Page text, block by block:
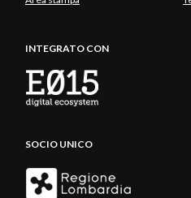
INTEGRATO CON
SOCIO UNICO